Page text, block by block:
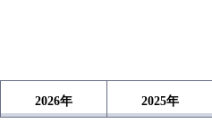
2026年 2025年